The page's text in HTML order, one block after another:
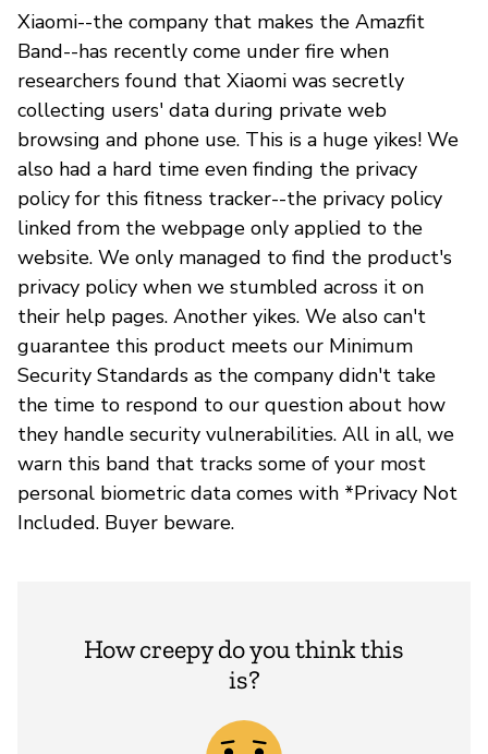
Xiaomi--the company that makes the Amazfit
Band--has recently come under fire when
researchers found that Xiaomi was secretly
collecting users' data during private web
browsing and phone use. This is a huge yikes! We
also had a hard time even finding the privacy
policy for this fitness tracker--the privacy policy
linked from the webpage only applied to the
website. We only managed to find the product's
privacy policy when we stumbled across it on
their help pages. Another yikes. We also can't
guarantee this product meets our Minimum
Security Standards as the company didn't take
the time to respond to our question about how
they handle security vulnerabilities. All in all, we
warn this band that tracks some of your most
personal biometric data comes with *Privacy Not
Included. Buyer beware.
How creepy do you think this
is?